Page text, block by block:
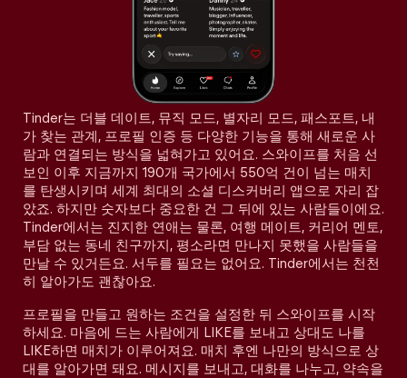
Tinder는 더블 데이트, 뮤직 모드, 별자리 모드, 패스포트, 내
가 찾는 관계, 프로필 인증 등 다양한 기능을 통해 새로운 사
람과 연결되는 방식을 넓혀가고 있어요. 스와이프를 처음 선
보인 이후 지금까지 190개 국가에서 550억 건이 넘는 매치
를 탄생시키며 세계 최대의 소셜 디스커버리 앱으로 자리 잡
았죠. 하지만 숫자보다 중요한 건 그 뒤에 있는 사람들이에요.
Tinder에서는 진지한 연애는 물론, 여행 메이트, 커리어 멘토,
부담 없는 동네 친구까지, 평소라면 만나지 못했을 사람들을
만날 수 있거든요. 서두를 필요는 없어요. Tinder에서는 천천
히 알아가도 괜찮아요.
프로필을 만들고 원하는 조건을 설정한 뒤 스와이프를 시작
하세요. 마음에 드는 사람에게 LIKE를 보내고 상대도 나를
LIKE하면 매치가 이루어져요. 매치 후엔 나만의 방식으로 상
대를 알아가면 돼요. 메시지를 보내고, 대화를 나누고, 약속을